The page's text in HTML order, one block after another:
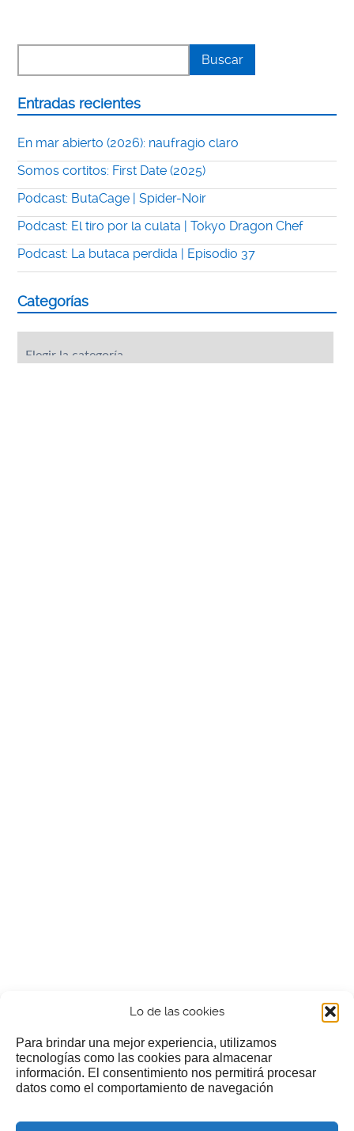
Lo de las cookies
Para brindar una mejor experiencia, utilizamos
tecnologías como las cookies para almacenar
información. El consentimiento nos permitirá procesar
datos como el comportamiento de navegación
Entradas recientes
En mar abierto (2026): naufragio claro
Somos cortitos: First Date (2025)
Podcast: ButaCage | Spider-Noir
Podcast: El tiro por la culata | Tokyo Dragon Chef
Podcast: La butaca perdida | Episodio 37
Categorías
¿Nos invitas a un cafecillo?
Si te gusta nuestra web puedes echar limosna a estos